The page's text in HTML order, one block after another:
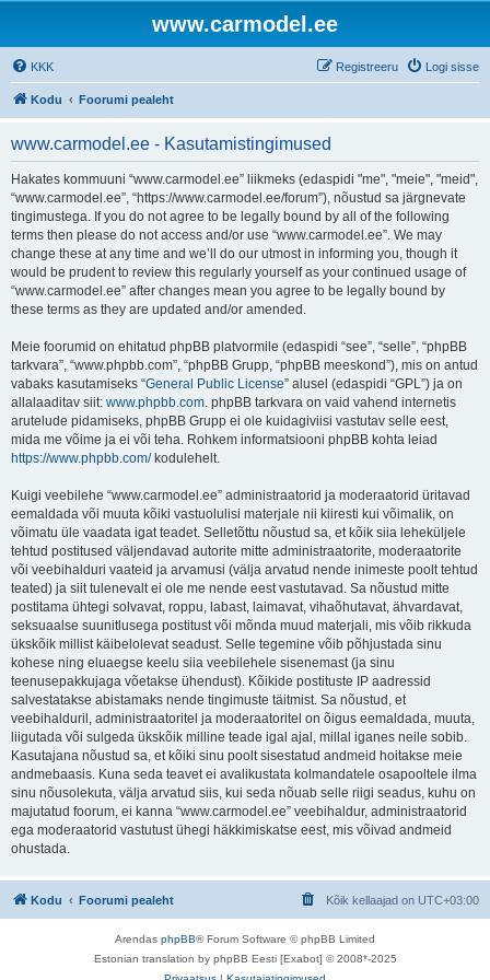
www.carmodel.ee
KKK Logi sisse
Registreeru
Kodu Foorumi pealeht
www.carmodel.ee - Kasutamistingimused
Hakates kommuuni “www.carmodel.ee” liikmeks (edaspidi "me", "meie", "meid",
“www.carmodel.ee”, “https://www.carmodel.ee/forum”), nõustud sa järgnevate
tingimustega. If you do not agree to be legally bound by all of the following
terms then please do not access and/or use “www.carmodel.ee”. We may
change these at any time and we’ll do our utmost in informing you, though it
would be prudent to review this regularly yourself as your continued usage of
“www.carmodel.ee” after changes mean you agree to be legally bound by
these terms as they are updated and/or amended.
Meie foorumid on ehitatud phpBB platvormile (edaspidi “see”, “selle”, “phpBB
tarkvara”, “www.phpbb.com”, “phpBB Grupp, “phpBB meeskond”), mis on antud
vabaks kasutamiseks “General Public License” alusel (edaspidi “GPL”) ja on
allalaaditav siit: www.phpbb.com. phpBB tarkvara on vaid vahend internetis
arutelude pidamiseks, phpBB Grupp ei ole kuidagiviisi vastutav selle eest,
mida me võime ja ei või teha. Rohkem informatsiooni phpBB kohta leiad
https://www.phpbb.com/kodulehelt.
Kuigi veebilehe “www.carmodel.ee” administraatorid ja moderaatorid üritavad
eemaldada või muuta kõiki vastuolulisi materjale nii kiiresti kui võimalik, on
võimatu üle vaadata igat teadet. Selletõttu nõustud sa, et kõik siia leheküljele
tehtud postitused väljendavad autorite mitte administraatorite, moderaatorite
või veebihalduri vaateid ja arvamusi (välja arvatud nende inimeste poolt tehtud
teated) ja siit tulenevalt ei ole me nende eest vastutavad. Sa nõustud mitte
postitama ühtegi solvavat, roppu, labast, laimavat, vihaõhutavat, ähvardavat,
seksuaalse suunitlusega postitust või mõnda muud materjali, mis võib rikkuda
ükskõik millist käibelolevat seadust. Selle tegemine võib põhjustada sinu
kohese ning eluaegse keelu siia veebilehele sisenemast (ja sinu
teenusepakkujaga võetakse ühendust). Kõikide postituste IP aadressid
salvestatakse abistamaks nende tingimuste täitmist. Sa nõustud, et
veebihalduril, administraatoritel ja moderaatoritel on õigus eemaldada, muuta,
liigutada või sulgeda ükskõik milline teade igal ajal, millal iganes neile sobib.
Kasutajana nõustud sa, et kõiki sinu poolt sisestatud andmeid hoitakse meie
andmebaasis. Kuna seda teavet ei avalikustata kolmandatele osapooltele ilma
sinu nõusolekuta, välja arvatud siis, kui seda nõuab selle riigi seadus, kuhu on
majutatud foorum, ei kanna “www.carmodel.ee” veebihaldur, administraatorid
ega moderaatorid vastutust ühegi häkkimiskatse eest, mis võivad andmeid
ohustada.
Kodu Foorumi pealeht Kõik kellaajad on UTC+03:00
Arendas phpBB® Forum Software © phpBB Limited
Estonian translation by phpBB Eesti [Exabot] © 2008*-2025